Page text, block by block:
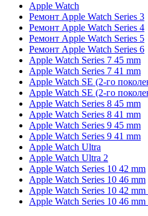
Apple Watch
Ремонт Apple Watch Series 3
Ремонт Apple Watch Series 4
Ремонт Apple Watch Series 5
Ремонт Apple Watch Series 6
Apple Watch Series 7 45 mm
Apple Watch Series 7 41 mm
Apple Watch SE (2-го
Apple Watch SE (2-го
Apple Watch Series 8 45 mm
Apple Watch Series 8 41 mm
Apple Watch Series 9 45 mm
Apple Watch Series 9 41 mm
Apple Watch Ultra
Apple Watch Ultra 2
Apple Watch Series 10 42 mm
Apple Watch Series 10 46 mm
Apple Watch Series 10 42
Apple Watch Series 10 46